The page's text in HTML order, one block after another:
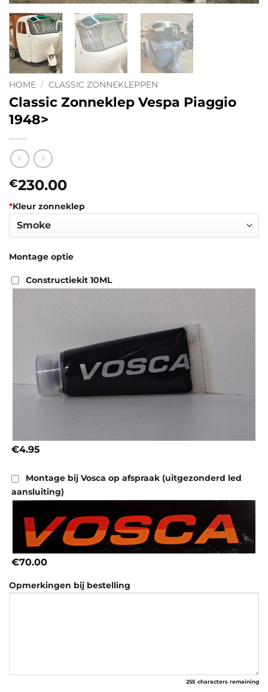
HOME / CLASSIC ZONNEKLEPPEN
Classic Zonneklep Vespa Piaggio
1948>
€230.00
*Kleur zonneklep
Montage optie
Constructiekit 10ML
€4.95
Montage bij Vosca op afspraak (uitgezonderd led
aansluiting)
€70.00
Opmerkingen bij bestelling
255 characters remaining